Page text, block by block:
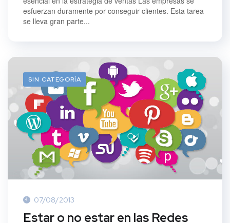
esfuerzan duramente por conseguir clientes. Esta tarea
se lleva gran parte...
SIN CATEGORÍA
07/08/2013
Estar o no estar en las Redes